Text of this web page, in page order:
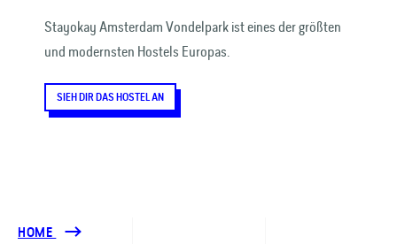
Stayokay Amsterdam Vondelpark ist eines der größten
und modernsten Hostels Europas.
SIEH DIR DAS HOSTEL AN
HOME